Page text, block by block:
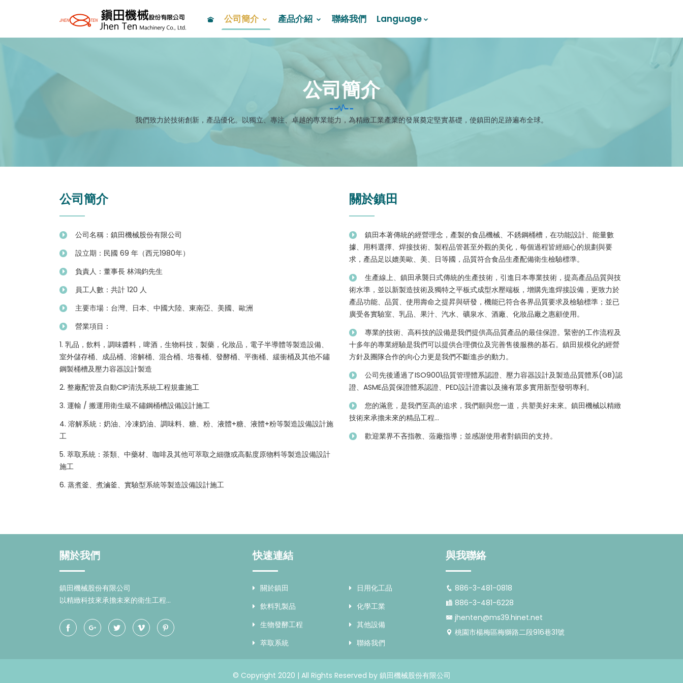
公司簡介 產品介紹 聯絡我們 Language
公司簡介
我們致力於技術創新，產品優化。以獨立、專注、卓越的專業能力，為精緻工業產業的發展奠定堅實基礎，使鎮田的足跡遍布全球。
公司簡介
公司名稱：鎮田機械股份有限公司
設立期：民國 69 年（西元1980年）
負責人：董事長 林鴻鈞先生
員工人數：共計 120 人
主要市場：台灣、日本、中國大陸、東南亞、美國、歐洲
營業項目：
1. 乳品，飲料，調味醬料，啤酒，生物科技，製藥，化妝品，電子半導體等製造設備、
室外儲存桶、成品桶、溶解桶、混合桶、培養桶、發酵桶、平衡桶、緩衝桶及其他不鏽
鋼製桶槽及壓力容器設計製造
2. 整廠配管及自動CIP清洗系統工程規畫施工
3. 運輸 / 搬運用衛生級不鏽鋼桶槽設備設計施工
4. 溶解系統：奶油、冷凍奶油、調味料、糖、粉、液體+糖、液體+粉等製造設備設計施
工
5. 萃取系統：茶類、中藥材、咖啡及其他可萃取之細微或高黏度原物料等製造設備設計
施工
6. 蒸煮釜、煮滷釜、實驗型系統等製造設備設計施工
關於鎮田
鎮田本著傳統的經營理念，產製的食品機械、不銹鋼桶槽，在功能設計、能量數
據、用料選擇、焊接技術、製程品管甚至外觀的美化，每個過程皆經細心的規劃與要
求，產品足以媲美歐、美、日等國，品質符合食品生產配備衛生檢驗標準。
生產線上、鎮田承襲日式傳統的生產技術，引進日本專業技術，提高產品品質與技
術水準，並以新製造技術及獨特之平板式成型水壓端板，增購先進焊接設備，更致力於
產品功能、品質、使用壽命之提昇與研發，機能已符合各界品質要求及檢驗標準；並已
廣受各實驗室、乳品、果汁、汽水、礦泉水、酒廠、化妝品廠之惠顧使用。
專業的技術、高科技的設備是我們提供高品質產品的最佳保證。緊密的工作流程及
十多年的專業經驗是我們可以提供合理價位及完善售後服務的基石。鎮田規模化的經營
方針及團隊合作的向心力更是我們不斷進步的動力。
公司先後通過了ISO9001品質管理體系認證、壓力容器設計及製造品質體系(GB)認
證、ASME品質保證體系認證、PED設計證書以及擁有眾多實用新型發明專利。
您的滿意，是我們至高的追求，我們願與您一道，共塑美好未來。鎮田機械以精緻
技術來承擔未來的精品工程...
歡迎業界不吝指教、蒞廠指導；並感謝使用者對鎮田的支持。
關於我們
鎮田機械股份有限公司
以精緻科技來承擔未來的衛生工程...
快速連結
關於鎮田
飲料乳製品
生物發酵工程
萃取系統
日用化工品
化學工業
其他設備
聯絡我們
與我聯絡
886-3-481-0818
886-3-481-6228
jhenten@ms39.hinet.net
桃園市楊梅區梅獅路二段916巷31號
© Copyright 2020 | All Rights Reserved by 鎮田機械股份有限公司